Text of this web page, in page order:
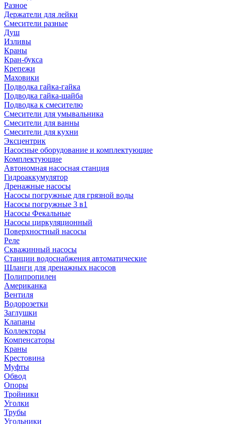
Разное
Держатели для лейки
Смесители разные
Душ
Изливы
Краны
Кран-букса
Крепежи
Маховики
Подводка гайка-гайка
Подводка гайка-шайба
Подводка к смесителю
Смесители для умывальника
Смесители для ванны
Смесители для кухни
Эксцентрик
Насосные оборудование и комплектующие
Комплектующие
Автономная насосная станция
Гидроаккумулятор
Дренажные насосы
Насосы погружные для грязной воды
Насосы погружные 3 в1
Насосы Фекальные
Насосы циркуляционный
Поверхностный насосы
Реле
Скважинный насосы
Станции водоснабжения автоматические
Шланги для дренажных насосов
Полипропилен
Американка
Вентиля
Водорозетки
Заглушки
Клапаны
Коллекторы
Компенсаторы
Краны
Крестовина
Муфты
Обвод
Опоры
Тройники
Уголки
Трубы
Угольники